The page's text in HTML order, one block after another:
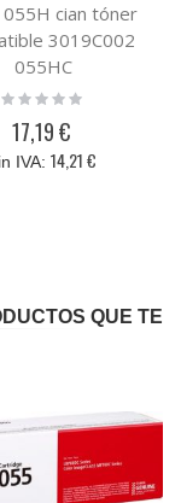
055H cian tóner
3019C002
055HC
Rating:
17,19 €
14,21 €
QUE TE